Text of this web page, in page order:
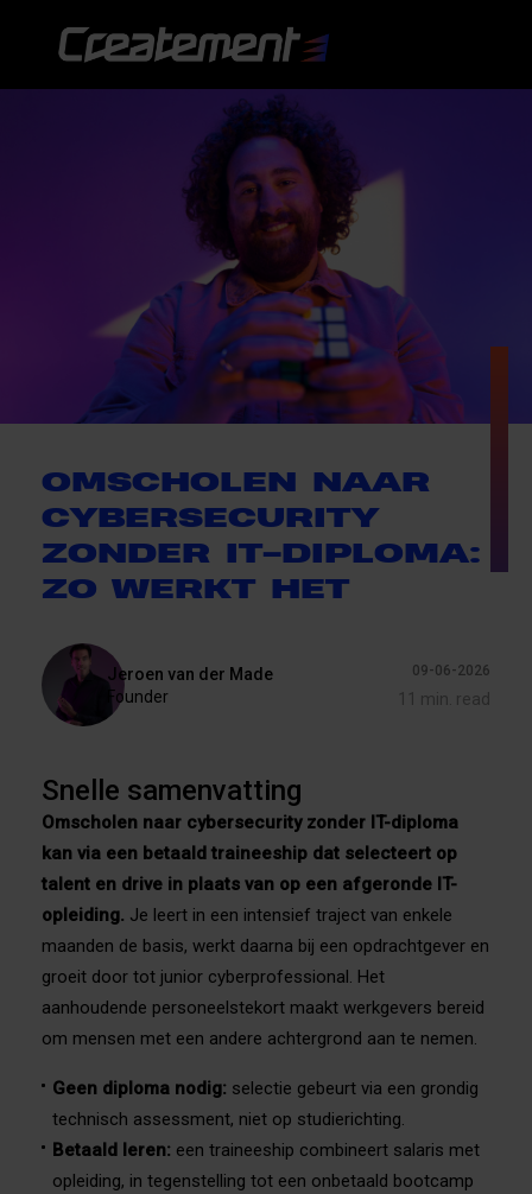
OMSCHOLEN NAAR
CYBERSECURITY
ZONDER IT-DIPLOMA:
ZO WERKT HET
Jeroen van der Made
Founder
09-06-2026
11 min. read
Snelle samenvatting
Omscholen naar cybersecurity zonder IT-diploma
kan via een betaald traineeship dat selecteert op
talent en drive in plaats van op een afgeronde IT-
opleiding. Je leert in een intensief traject van enkele
maanden de basis, werkt daarna bij een opdrachtgever en
groeit door tot junior cyberprofessional. Het
aanhoudende personeelstekort maakt werkgevers bereid
om mensen met een andere achtergrond aan te nemen.
Geen diploma nodig: selectie gebeurt via een grondig
technisch assessment, niet op studierichting.
Betaald leren: een traineeship combineert salaris met
opleiding, in tegenstelling tot een onbetaald bootcamp